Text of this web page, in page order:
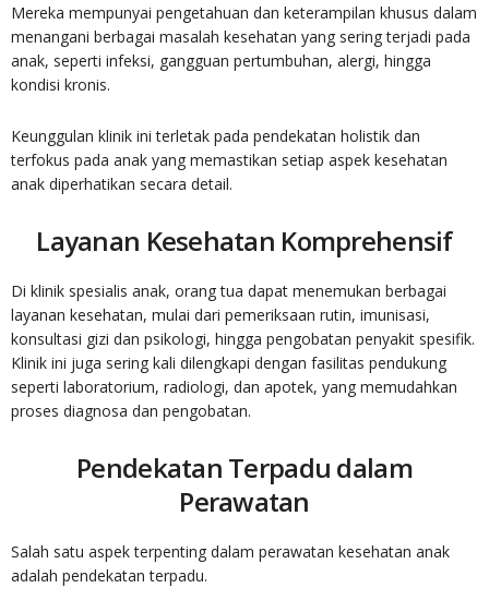
Mereka mempunyai pengetahuan dan keterampilan khusus dalam
menangani berbagai masalah kesehatan yang sering terjadi pada
anak, seperti infeksi, gangguan pertumbuhan, alergi, hingga
kondisi kronis.
Keunggulan klinik ini terletak pada pendekatan holistik dan
terfokus pada anak yang memastikan setiap aspek kesehatan
anak diperhatikan secara detail.
Layanan Kesehatan Komprehensif
Di klinik spesialis anak, orang tua dapat menemukan berbagai
layanan kesehatan, mulai dari pemeriksaan rutin, imunisasi,
konsultasi gizi dan psikologi, hingga pengobatan penyakit spesifik.
Klinik ini juga sering kali dilengkapi dengan fasilitas pendukung
seperti laboratorium, radiologi, dan apotek, yang memudahkan
proses diagnosa dan pengobatan.
Pendekatan Terpadu dalam
Perawatan
Salah satu aspek terpenting dalam perawatan kesehatan anak
adalah pendekatan terpadu.